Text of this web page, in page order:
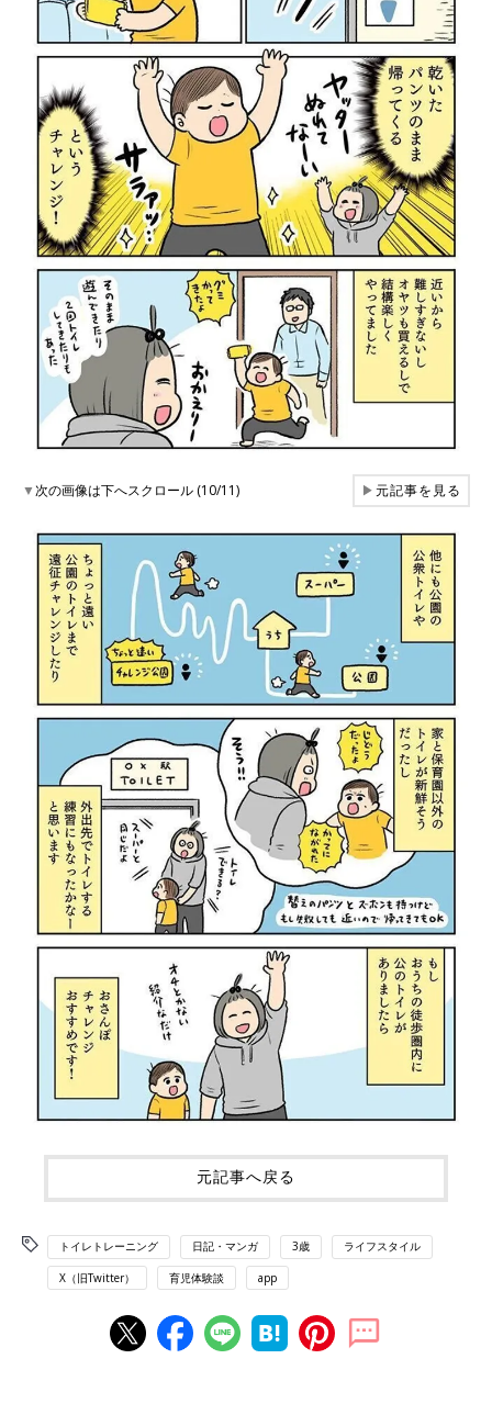
▼次の画像は下へスクロール (10/11) ▶元記事を見る
元記事へ戻る
トイレトレーニング 日記・マンガ 3歳 ライフスタイル
X（旧Twitter） 育児体験談 app